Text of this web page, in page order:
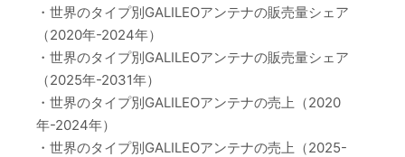
・世界のタイプ別GALILEOアンテナの販売量シェア
（2020年-2024年）
・世界のタイプ別GALILEOアンテナの販売量シェア
（2025年-2031年）
・世界のタイプ別GALILEOアンテナの売上（2020
年-2024年）
・世界のタイプ別GALILEOアンテナの売上（2025-